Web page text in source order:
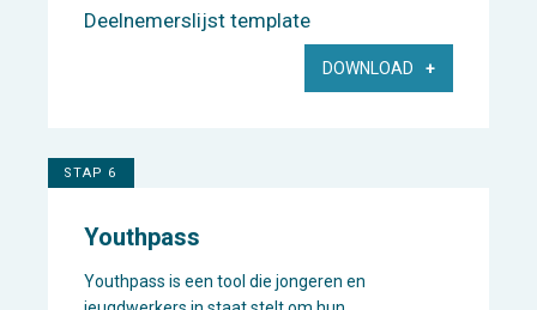
Deelnemerslijst template
DOWNLOAD
STAP 6
Youthpass
Youthpass is een tool die jongeren en